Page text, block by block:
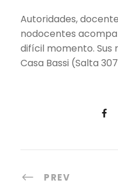
Autoridades,
nodocentes
difícil momento. Sus
Casa Bassi (Salta
PREV